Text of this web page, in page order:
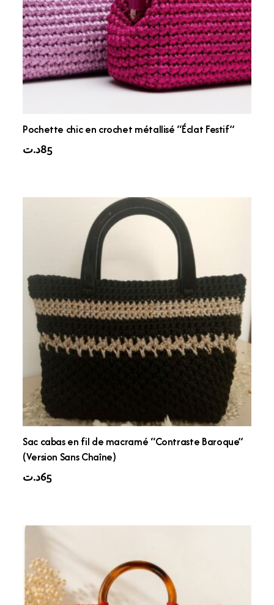
Pochette chic en crochet métallisé “Éclat Festif”
85د.ت
Sac cabas en fil de macramé “Contraste Baroque”
(Version Sans Chaîne)
65د.ت